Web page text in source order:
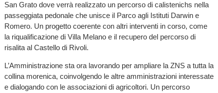
San Grato dove verrà realizzato un percorso di calistenichs nella
passeggiata pedonale che unisce il Parco agli Istituti Darwin e
Romero. Un progetto coerente con altri interventi in corso, come
la riqualificazione di Villa Melano e il recupero del percorso di
risalita al Castello di Rivoli.
L’Amministrazione sta ora lavorando per ampliare la ZNS a tutta la
collina morenica, coinvolgendo le altre amministrazioni interessate
e dialogando con le associazioni di agricoltori. Un percorso